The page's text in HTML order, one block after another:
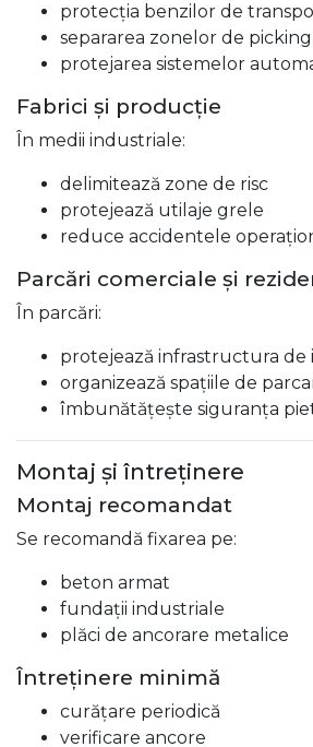
protecția benzilor de
separarea zonelor de picking
protejarea sistemelor
Fabrici și producție
În medii industriale:
delimitează zone de risc
protejează utilaje grele
reduce accidentele
Parcări comerciale și
În parcări:
protejează infrastructura de
organizează spațiile de
îmbunătățește siguranța
Montaj și întreținere
Montaj recomandat
Se recomandă fixarea pe:
beton armat
fundații industriale
plăci de ancorare metalice
Întreținere minimă
curățare periodică
verificare ancore